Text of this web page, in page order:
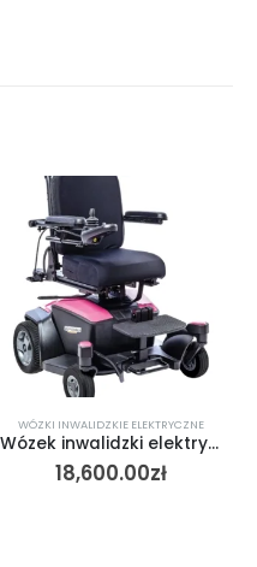
WÓZKI INWALIDZKIE ELEKTRYCZNE
Wózek inwalidzki elektryczny LIW Care KOZMO
18,600.00zł